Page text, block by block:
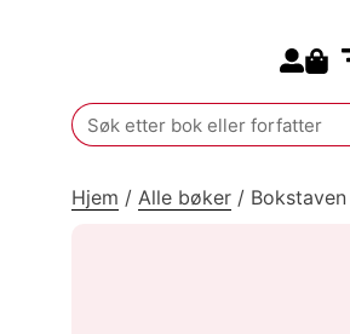
Search
for:
Hjem / Alle bøker / Bokstaven